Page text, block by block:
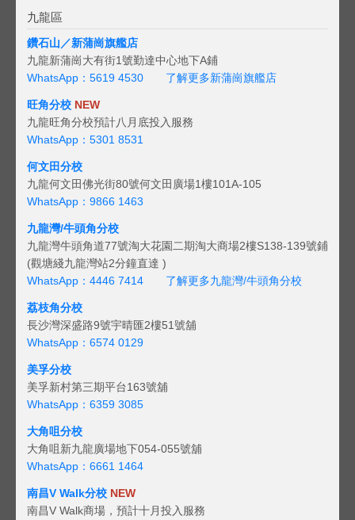
九龍區
鑽石山／新蒲崗旗艦店
九龍新蒲崗大有街1號勤達中心地下A鋪
WhatsApp：5619 4530
了解更多新蒲崗旗艦店
旺角分校 NEW
九龍旺角分校預計八月底投入服務
WhatsApp：5301 8531
何文田分校
九龍何文田佛光街80號何文田廣場1樓101A-105
WhatsApp：9866 1463
九龍灣/牛頭角分校
九龍灣牛頭角道77號淘大花園二期淘大商場2樓S138-139號鋪
(觀塘綫九龍灣站2分鐘直達 )
WhatsApp：4446 7414
了解更多九龍灣/牛頭角分校
荔枝角分校
長沙灣深盛路9號宇晴匯2樓51號舖
WhatsApp：6574 0129
美孚分校
美孚新村第三期平台163號舖
WhatsApp：6359 3085
大角咀分校
大角咀新九龍廣場地下054-055號舖
WhatsApp：6661 1464
南昌V Walk分校 NEW
南昌V Walk商場，預計十月投入服務